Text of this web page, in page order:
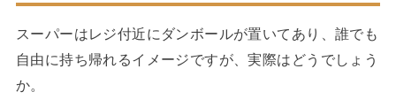
スーパーはレジ付近にダンボールが置いてあり、誰でも
自由に持ち帰れるイメージですが、実際はどうでしょう
か。